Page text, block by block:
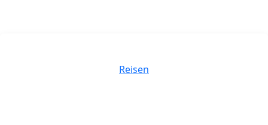
Kategorien
Reisen